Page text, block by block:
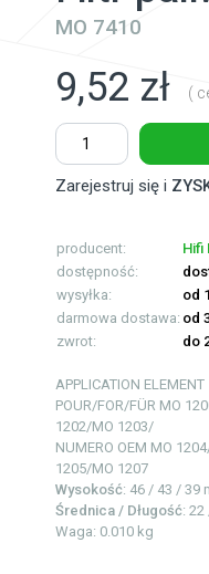
MO 7410
9,52 zł (
Zarejestruj się i
producent:
Hifi
dostępność:
wysyłka:
od
darmowa dostawa: od
zwrot:
do
APPLICATION ELEMENT
POUR/FOR/FÜR MO
1202/MO 1203/
NUMERO OEM MO
1205/MO 1207
Wysokość: 46 / 43 / 39
Średnica / Długość:
Waga: 0.010 kg